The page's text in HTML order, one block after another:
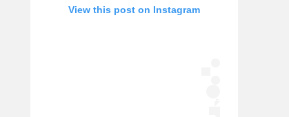
View this post on Instagram